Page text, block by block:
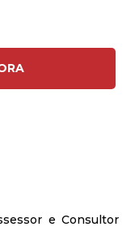
e Consultor